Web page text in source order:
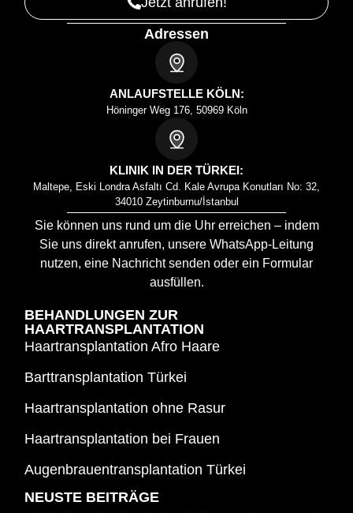
Adressen
ANLAUFSTELLE KÖLN:
Höninger Weg 176, 50969 Köln
KLINIK IN DER TÜRKEI:
Maltepe, Eski Londra Asfaltı Cd. Kale Avrupa Konutları No: 32,
34010 Zeytinburnu/İstanbul
Sie können uns rund um die Uhr erreichen – indem
Sie uns direkt anrufen, unsere WhatsApp-Leitung
nutzen, eine Nachricht senden oder ein Formular
ausfüllen.
BEHANDLUNGEN ZUR
HAARTRANSPLANTATION
Haartransplantation Afro Haare
Barttransplantation Türkei
Haartransplantation ohne Rasur
Haartransplantation bei Frauen
Augenbrauentransplantation Türkei
NEUSTE BEITRÄGE